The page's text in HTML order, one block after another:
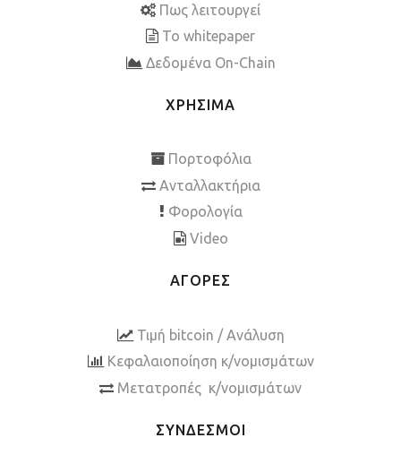
Πως λειτουργεί
To whitepaper
Δεδομένα On-Chain
ΧΡΗΣΙΜΑ
Πορτοφόλια
Ανταλλακτήρια
Φορολογία
Video
ΑΓΟΡΕΣ
Τιμή bitcoin / Ανάλυση
Κεφαλαιοποίηση κ/νομισμάτων
Μετατροπές κ/νομισμάτων
ΣΥΝΔΕΣΜΟΙ